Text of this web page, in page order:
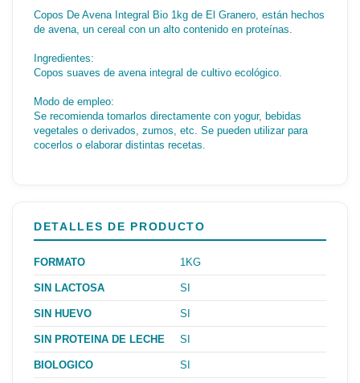
Copos De Avena Integral Bio 1kg de El Granero, están hechos
de avena, un cereal con un alto contenido en proteínas.
Ingredientes:
Copos suaves de avena integral de cultivo ecológico.
Modo de empleo:
Se recomienda tomarlos directamente con yogur, bebidas
vegetales o derivados, zumos, etc. Se pueden utilizar para
cocerlos o elaborar distintas recetas.
DETALLES DE PRODUCTO
FORMATO 1KG
SIN LACTOSA SI
SIN HUEVO SI
SIN PROTEINA DE LECHE SI
BIOLOGICO SI